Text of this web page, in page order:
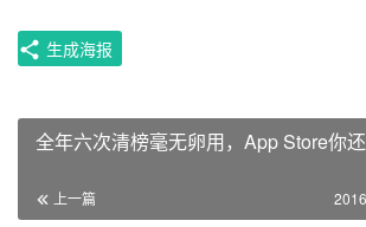
生成海报
全年六次清榜毫无卵用，App Store你还
上一篇